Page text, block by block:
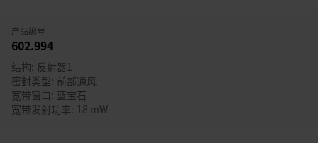
产品编号
602.994
结构 反射器1
密封类型 前部通风
宽带窗口 蓝宝石
宽带发射功率 18 mW